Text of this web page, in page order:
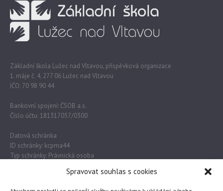
Spravovat souhlas s cookies
Základní škola Lužec nad Vltavou, příspěvková organizace
1. máje č. 4, 277 06 Lužec nad Vltavou
IČO: 70 98 90 44
Bankovní spojení: ČSOB a.s.
Číslo účtu: 181317057/0300
Datová schránka
ID schránky: kcpma44
Typ schránky: Právnická osoba